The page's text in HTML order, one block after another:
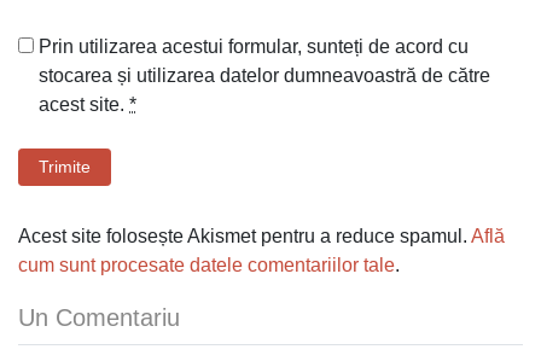
Prin utilizarea acestui formular, sunteți de acord cu
stocarea și utilizarea datelor dumneavoastră de către
acest site. *
Trimite
Acest site folosește Akismet pentru a reduce spamul. Află
cum sunt procesate datele comentariilor tale.
Un Comentariu